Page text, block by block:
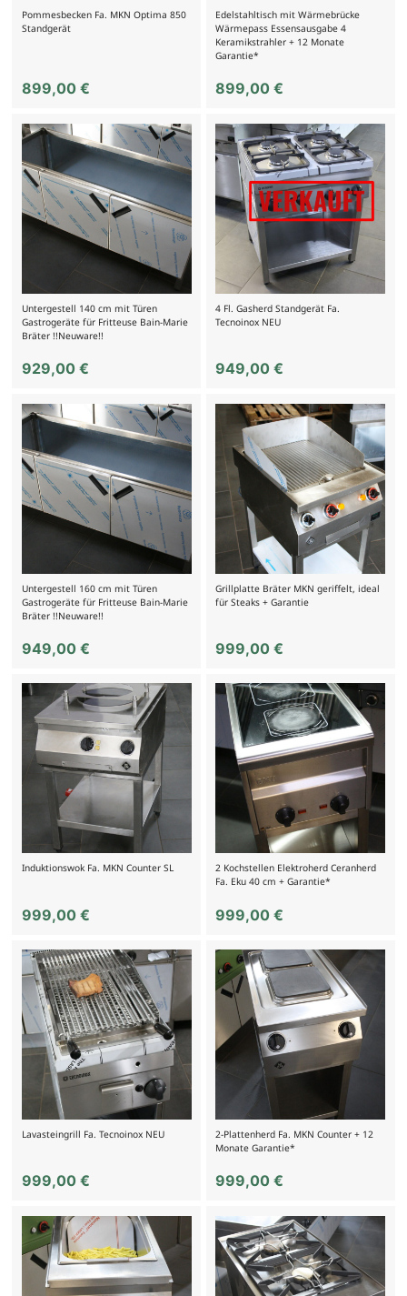
Pommesbecken Fa. MKN Optima 850
Standgerät
899,00 €
Edelstahltisch mit Wärmebrücke
Wärmepass Essensausgabe 4
Keramikstrahler + 12 Monate
Garantie*
899,00€
Untergestell 140 cm mit Türen
Gastrogeräte für Fritteuse Bain-Marie
Bräter !!Neuware!!
929,00 €
4 Fl. Gasherd Standgerät Fa.
Tecnoinox NEU
949,00€
Untergestell 160 cm mit Türen
Gastrogeräte für Fritteuse Bain-Marie
Bräter !!Neuware!!
949,00 €
Grillplatte Bräter MKN geriffelt, ideal
für Steaks + Garantie
999,00€
Induktionswok Fa. MKN Counter SL
999,00 €
2 Kochstellen Elektroherd Ceranherd
Fa. Eku 40 cm + Garantie*
999,00€
Lavasteingrill Fa. Tecnoinox NEU
999,00 €
2-Plattenherd Fa. MKN Counter + 12
Monate Garantie*
999,00€